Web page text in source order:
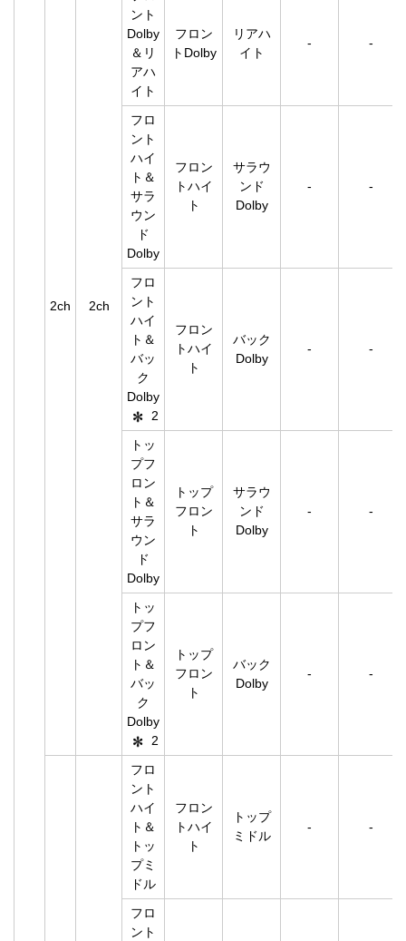
2ch 2ch
ント
Dolby
＆リ
アハ
イト
フロン
トDolby
リアハ
イト
- -
フロ
ント
ハイ
ト＆
サラ
ウン
ド
Dolby
フロン
トハイ
ト
サラウ
ンド
Dolby
- -
フロ
ント
ハイ
ト＆
バッ
ク
Dolby
2
フロン
トハイ
ト
バック
Dolby
- -
トッ
プフ
ロン
ト＆
サラ
ウン
ド
Dolby
トップ
フロン
ト
サラウ
ンド
Dolby
- -
トッ
プフ
ロン
ト＆
バッ
ク
Dolby
2
トップ
フロン
ト
バック
Dolby
- -
フロ
ント
ハイ
ト＆
トッ
プミ
ドル
フロン
トハイ
ト
トップ
ミドル
- -
フロ
ント